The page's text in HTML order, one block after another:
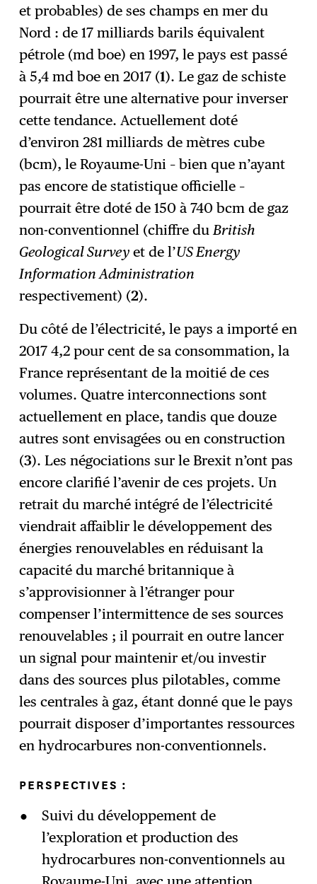
et probables) de ses champs en mer du
Nord : de 17 milliards barils équivalent
pétrole (md boe) en 1997, le pays est passé
à 5,4 md boe en 2017 (1). Le gaz de schiste
pourrait être une alternative pour inverser
cette tendance. Actuellement doté
d’environ 281 milliards de mètres cube
(bcm), le Royaume-Uni – bien que n’ayant
pas encore de statistique officielle –
pourrait être doté de 150 à 740 bcm de gaz
non-conventionnel (chiffre du British
Geological Survey et de l’US Energy
Information Administration
respectivement) (2).
Du côté de l’électricité, le pays a importé en
2017 4,2 pour cent de sa consommation, la
France représentant de la moitié de ces
volumes. Quatre interconnections sont
actuellement en place, tandis que douze
autres sont envisagées ou en construction
(3). Les négociations sur le Brexit n’ont pas
encore clarifié l’avenir de ces projets. Un
retrait du marché intégré de l’électricité
viendrait affaiblir le développement des
énergies renouvelables en réduisant la
capacité du marché britannique à
s’approvisionner à l’étranger pour
compenser l’intermittence de ses sources
renouvelables ; il pourrait en outre lancer
un signal pour maintenir et/ou investir
dans des sources plus pilotables, comme
les centrales à gaz, étant donné que le pays
pourrait disposer d’importantes ressources
en hydrocarbures non-conventionnels.
PERSPECTIVES :
Suivi du développement de
l’exploration et production des
hydrocarbures non-conventionnels au